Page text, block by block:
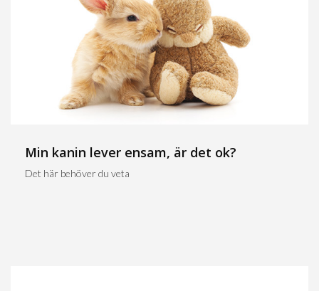
Min kanin lever ensam, är det ok?
Det här behöver du veta